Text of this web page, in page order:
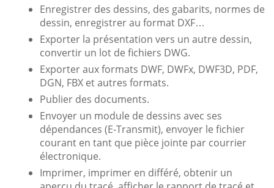
Enregistrer des dessins, des gabarits, normes de
dessin, enregistrer au format DXF…
Exporter la présentation vers un autre dessin,
convertir un lot de fichiers DWG.
Exporter aux formats DWF, DWFx, DWF3D, PDF,
DGN, FBX et autres formats.
Publier des documents.
Envoyer un module de dessins avec ses
dépendances (E-Transmit), envoyer le fichier
courant en tant que pièce jointe par courrier
électronique.
Imprimer, imprimer en différé, obtenir un